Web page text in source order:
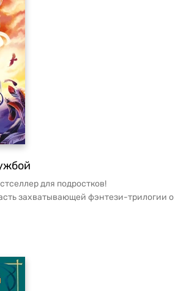
для подростков!
захватывающей фэнтези-трилогии о